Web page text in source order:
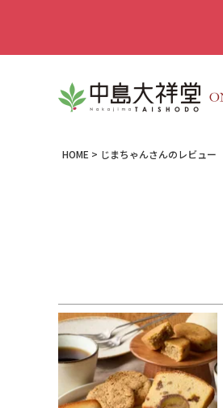
HOME じまちゃんさんのレビュー